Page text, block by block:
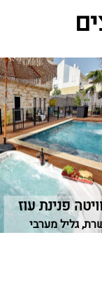
פנינת עוז
גליל מערבי